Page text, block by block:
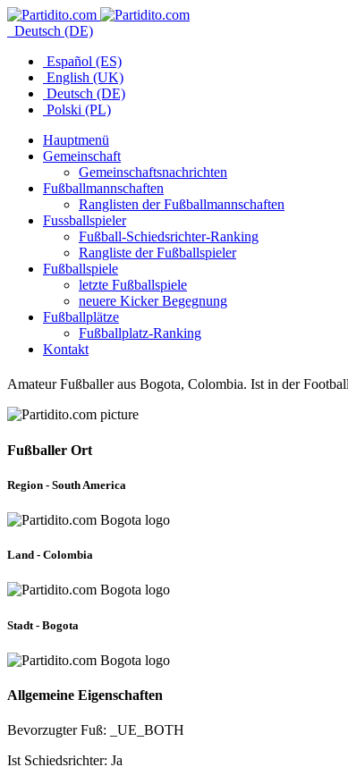
Deutsch (DE)
Español (ES)
English (UK)
Deutsch (DE)
Polski (PL)
Hauptmenü
Gemeinschaft
Gemeinschaftsnachrichten
Fußballmannschaften
Ranglisten der Fußballmannschaften
Fussballspieler
Fußball-Schiedsrichter-Ranking
Rangliste der Fußballspieler
Fußballspiele
letzte Fußballspiele
neuere Kicker Begegnung
Fußballplätze
Fußballplatz-Ranking
Kontakt
Amateur Fußballer aus Bogota, Colombia. Ist in der
Fußballer Ort
Region - South America
Land - Colombia
Stadt - Bogota
Allgemeine Eigenschaften
Bevorzugter Fuß: _UE_BOTH
Ist Schiedsrichter: Ja